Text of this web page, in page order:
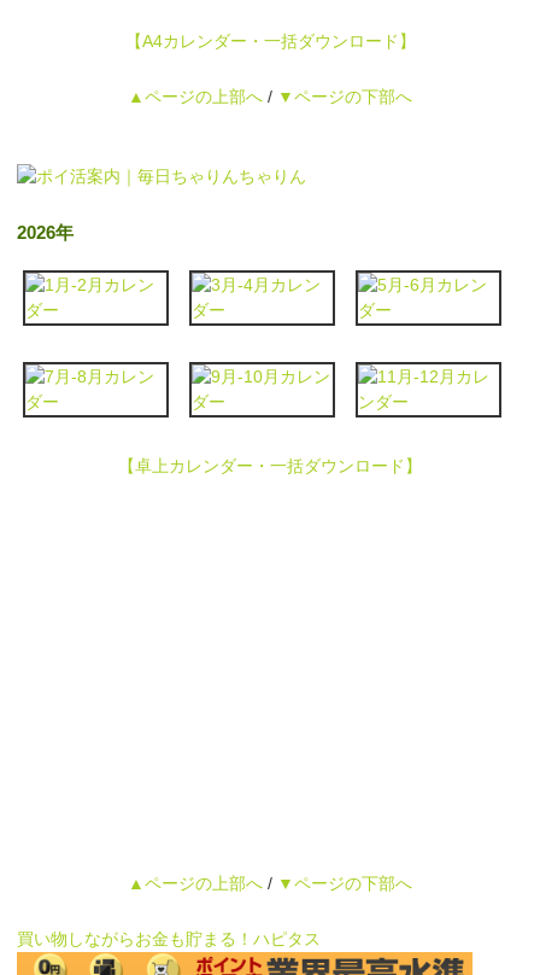
【A4カレンダー・一括ダウンロード】
▲ページの上部へ / ▼ページの下部へ
2026年
【卓上カレンダー・一括ダウンロード】
▲ページの上部へ / ▼ページの下部へ
買い物しながらお金も貯まる！ハピタス